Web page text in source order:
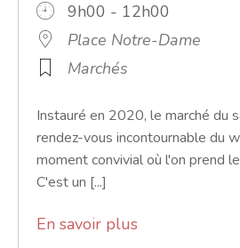
9h00 - 12h00
Place Notre-Dame
Marchés
Instauré en 2020, le marché du
rendez-vous incontournable du
moment convivial où l'on prend
C'est un [...]
En savoir plus